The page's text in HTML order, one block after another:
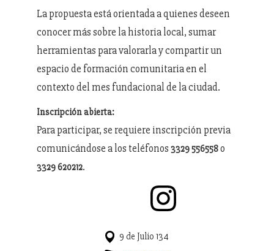
La propuesta está orientada a quienes deseen
conocer más sobre la historia local, sumar
herramientas para valorarla y compartir un
espacio de formación comunitaria en el
contexto del mes fundacional de la ciudad.
Inscripción abierta:
Para participar, se requiere inscripción previa
comunicándose a los teléfonos 3329 556558o
3329 620212.
9 de Julio 134